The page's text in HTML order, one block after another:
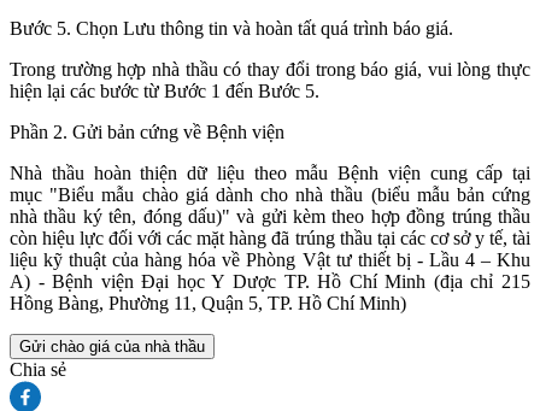
Bước 5. Chọn Lưu thông tin và hoàn tất quá trình báo giá.
Trong trường hợp nhà thầu có thay đổi trong báo giá, vui lòng thực
hiện lại các bước từ Bước 1 đến Bước 5.
Phần 2. Gửi bản cứng về Bệnh viện
Nhà thầu hoàn thiện dữ liệu theo mẫu Bệnh viện cung cấp tại
mục "Biểu mẫu chào giá dành cho nhà thầu (biểu mẫu bản cứng
nhà thầu ký tên, đóng dấu)" và gửi kèm theo hợp đồng trúng thầu
còn hiệu lực đối với các mặt hàng đã trúng thầu tại các cơ sở y tế, tài
liệu kỹ thuật của hàng hóa về Phòng Vật tư thiết bị - Lầu 4 – Khu
A) - Bệnh viện Đại học Y Dược TP. Hồ Chí Minh (địa chỉ 215
Hồng Bàng, Phường 11, Quận 5, TP. Hồ Chí Minh)
Gửi chào giá của nhà thầu
Chia sẻ